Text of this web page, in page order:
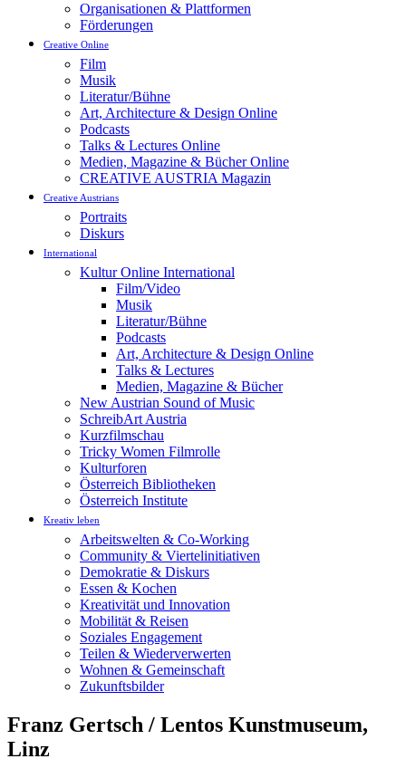
Organisationen & Plattformen
Förderungen
Creative Online
Film
Musik
Literatur/Bühne
Art, Architecture & Design Online
Podcasts
Talks & Lectures Online
Medien, Magazine & Bücher Online
CREATIVE AUSTRIA Magazin
Creative Austrians
Portraits
Diskurs
International
Kultur Online International
Film/Video
Musik
Literatur/Bühne
Podcasts
Art, Architecture & Design Online
Talks & Lectures
Medien, Magazine & Bücher
New Austrian Sound of Music
SchreibArt Austria
Kurzfilmschau
Tricky Women Filmrolle
Kulturforen
Österreich Bibliotheken
Österreich Institute
Kreativ leben
Arbeitswelten & Co-Working
Community & Viertelinitiativen
Demokratie & Diskurs
Essen & Kochen
Kreativität und Innovation
Mobilität & Reisen
Soziales Engagement
Teilen & Wiederverwerten
Wohnen & Gemeinschaft
Zukunftsbilder
Franz Gertsch / Lentos Kunstmuseum,
Linz